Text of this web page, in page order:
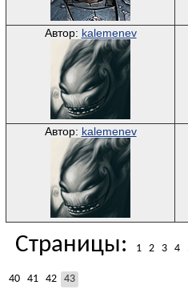
Автор: kalemenev
Автор: kalemenev
Страницы: 1 2 3 4
40 41 42 43